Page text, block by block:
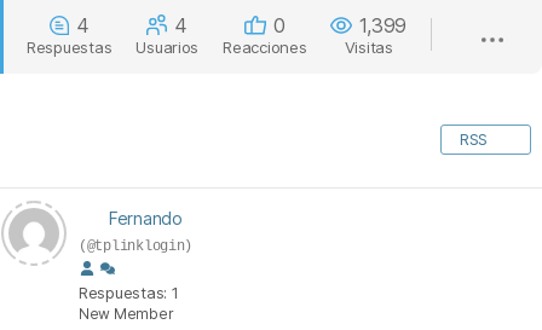
4
Respuestas
4
Usuarios
0
Reacciones
1,399
Visitas
RSS
Fernando
(@tplinklogin)
Respuestas: 1
New Member